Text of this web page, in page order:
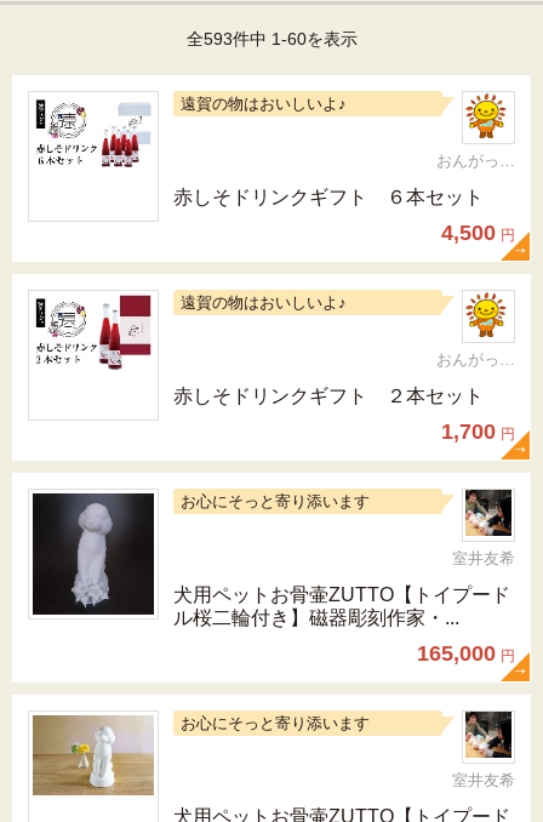
全593件中 1-60を表示
遠賀の物はおいしいよ♪
おんがっぴー
赤しそドリンクギフト ６本セット
4,500 円
遠賀の物はおいしいよ♪
おんがっぴー
赤しそドリンクギフト ２本セット
1,700 円
お心にそっと寄り添います
室井友希
犬用ペットお骨壷ZUTTO【トイプード
ル桜二輪付き】磁器彫刻作家・...
165,000 円
お心にそっと寄り添います
室井友希
犬用ペットお骨壷ZUTTO【トイプード